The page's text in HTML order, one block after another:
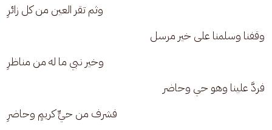
وثم تقر العين من كل زائرِ
وقفنا وسلمنا على خير مرسل
وخير نبي ما له من مناظرِ
فردَّ علينا وهو حي وحاضر
فشرف من حيٍّ كريمٍ وحاضرِ